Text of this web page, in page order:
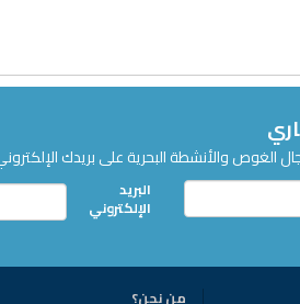
الغوص والأنشطة البحرية على بريدك
البريد
الإلكتروني
من نحن؟